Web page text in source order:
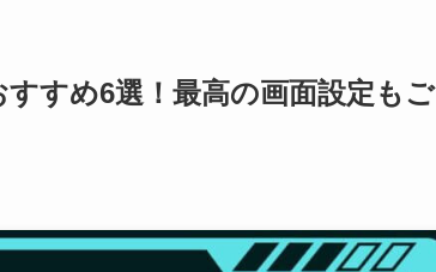
すめ6選！最高の画面設定もご